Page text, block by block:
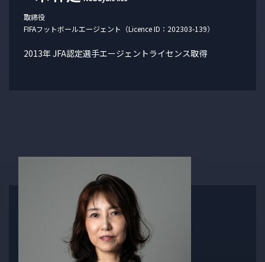
取締役
FIFAフットボールエージェント（Licence ID：202303-139）
2013年 JFA認定選手エージェントライセンス取得